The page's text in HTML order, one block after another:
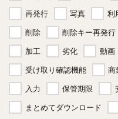
再発行
写真 利
削除
削除キー再発行
加工
劣化 動画
受け取り確認機能
商
入力
保管期限
まとめてダウンロード